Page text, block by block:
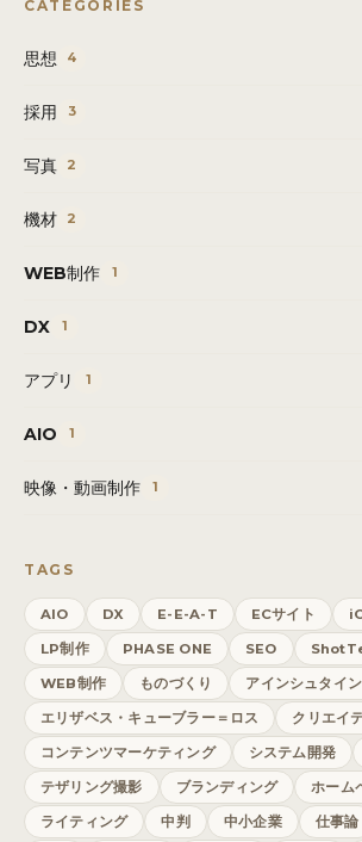
CATEGORIES
思想 4
採用 3
写真 2
機材 2
WEB制作 1
DX 1
アプリ 1
AIO 1
映像・動画制作 1
TAGS
AIO DX E-E-A-T ECサイト
LP制作 PHASE ONE SEO
WEB制作 ものづくり アインシュタイン
エリザベス・キューブラー＝ロス クリエイ
コンテンツマーケティング システム開発
テザリング撮影 ブランディング ホーム
ライティング 中判 中小企業 仕事論